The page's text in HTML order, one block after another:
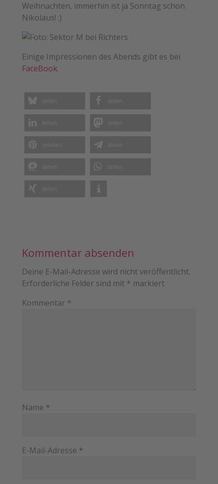
Weihnachten, immerhin ist ja Sonntag schon
Nikolaus! :)
Einige Impressionen des Abends gibt es bei
FaceBook.
Kommentar absenden
Deine E-Mail-Adresse wird nicht veröffentlicht.
Erforderliche Felder sind mit * markiert
Kommentar *
Name *
E-Mail-Adresse *